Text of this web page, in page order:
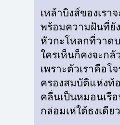
เหล้าบิงส์ของเรา
พร้อมความฝันที่ยั
หัวกะโหลกที่วาด
ใครเห็นก็คงจะกลั
เพราะตัวเราคือโ
ครองสมบัติแห่งท้
คลื่นเป็นหมอนเรื
กล่อมเห่ใต้ธงเดีย